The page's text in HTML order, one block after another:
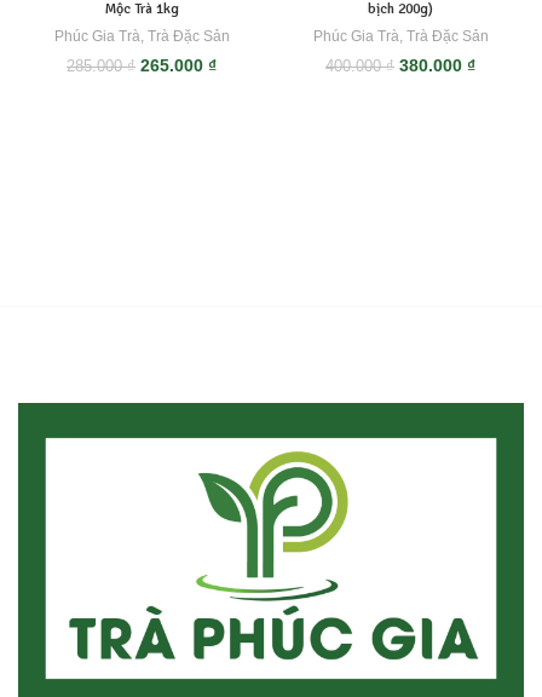
Mộc Trà 1kg
Phúc Gia Trà, Trà Đặc Sản
285.000₫ Giá
265.000 ₫Giá
bịch 200g)
Phúc Gia Trà, Trà Đặc Sản
400.000₫ Giá
380.000 ₫Giá